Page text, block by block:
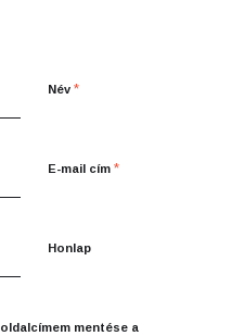
Név *
E-mail cím *
Honlap
mentése a